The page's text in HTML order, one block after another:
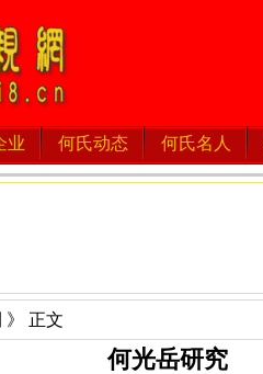
业 何氏动态 何氏名人
》 正文
何光岳研究